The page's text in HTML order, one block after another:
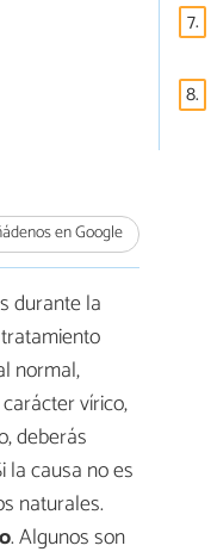
en Google
durante la
normal,
vírico,
deberás
la causa no es
naturales.
. Algunos son
7.
8.